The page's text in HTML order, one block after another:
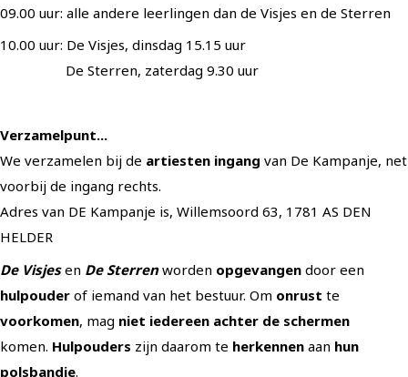
09.00 uur: alle andere leerlingen dan de Visjes en de Sterren
10.00 uur: De Visjes, dinsdag 15.15 uur
De Sterren, zaterdag 9.30 uur
Verzamelpunt...
We verzamelen bij de artiesten ingang van De Kampanje, net
voorbij de ingang rechts.
Adres van DE Kampanje is, Willemsoord 63, 1781 AS DEN
HELDER
De Visjesen De Sterrenworden opgevangen door een
hulpouder of iemand van het bestuur. Om onrust te
voorkomen, mag niet iedereen achter de schermen
komen. Hulpouders zijn daarom te herkennen aan hun
polsbandje.